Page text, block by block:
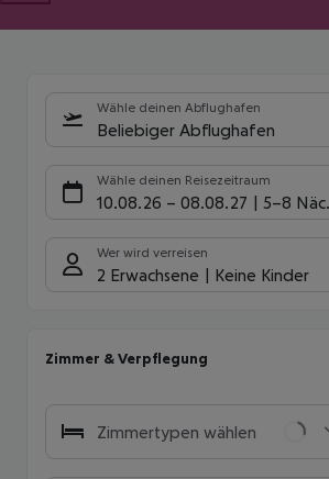
Wähle deinen Abflughafen
Beliebiger Abflughafen
Wähle deinen Reisezeitraum
10.08.26 – 08.08.27 5-8
Wer wird verreisen
2 Erwachsene Keine Kinder
Zimmer & Verpflegung
Zimmertypen wählen